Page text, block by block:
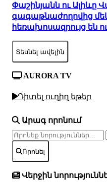
Փաշինյանն ու Ալիևը
գագաթնաժողովից
հեռախոսազրույց են
Տեսնել ավելին
AURORA TV
Դիտել ուղիղ եթեր
Արագ որոնում
Որոնել
Վերջին